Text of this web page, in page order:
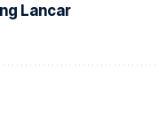
Lancar